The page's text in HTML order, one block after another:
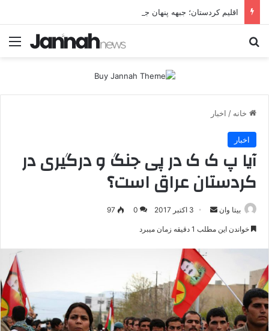
خانه / اخبار
اخبار
آیا پ ک ک در پی جنگ و درگیری در
کردستان عراق است؟
بیتا وان
ر
ل
ا
ی
م
ی
3 اکتبر 2017 0
97
خواندن این مطلب 1 دقیقه زمان میبرد